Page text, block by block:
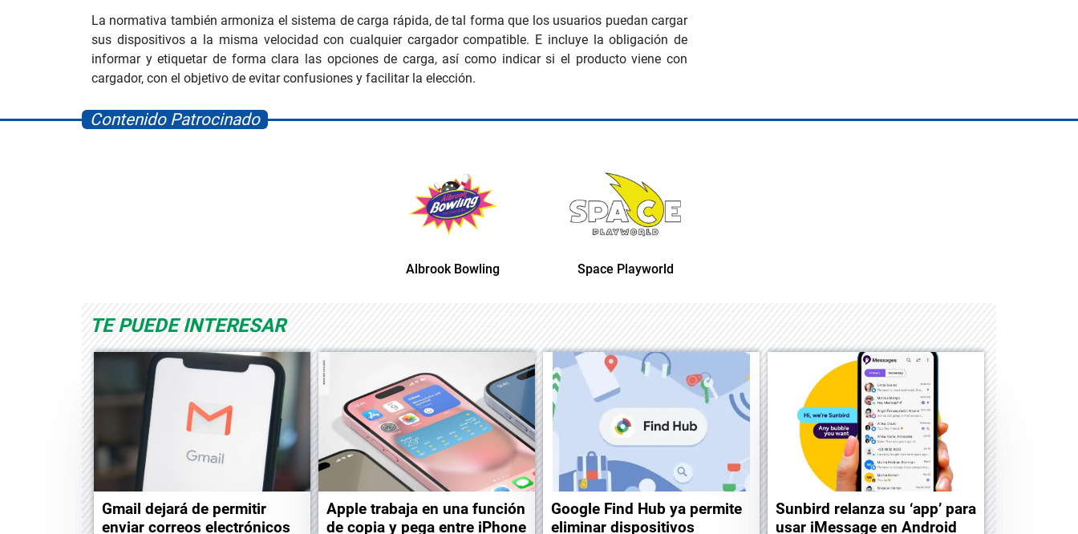
La normativa también armoniza el sistema de carga rápida, de tal forma que los usuarios puedan cargar
sus dispositivos a la misma velocidad con cualquier cargador compatible. E incluye la obligación de
informar y etiquetar de forma clara las opciones de carga, así como indicar si el producto viene con
cargador, con el objetivo de evitar confusiones y facilitar la elección.
Contenido Patrocinado
Albrook Bowling Space Playworld
TE PUEDE INTERESAR
Gmail dejará de permitir
enviar correos electrónicos
Apple trabaja en una función
de copia y pega entre iPhone
Google Find Hub ya permite
eliminar dispositivos
Sunbird relanza su ‘app’ para
usar iMessage en Android